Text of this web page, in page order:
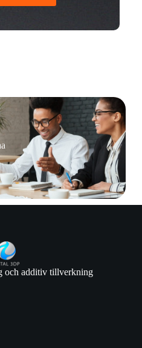
och additiv tillverkning